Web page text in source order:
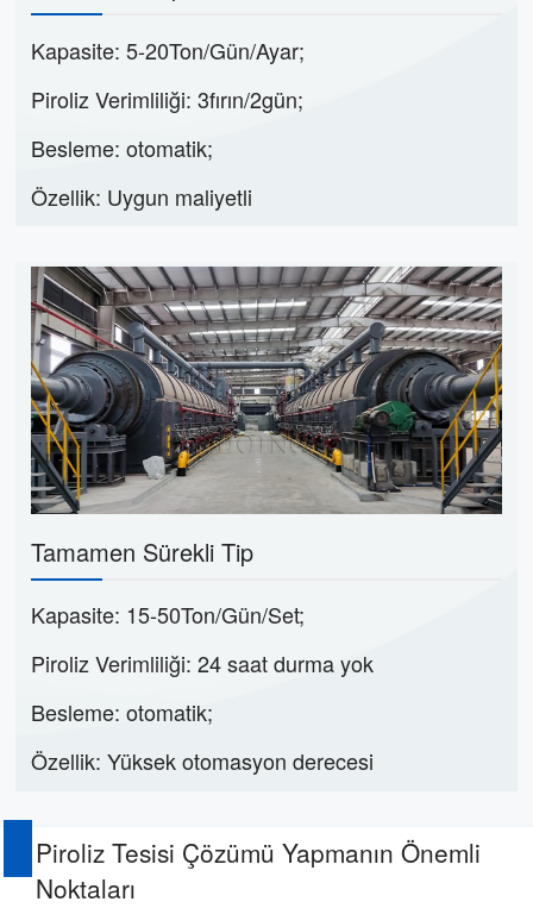
Kapasite: 5-20Ton/Gün/Ayar;
Piroliz Verimliliği: 3fırın/2gün;
Besleme: otomatik;
Özellik: Uygun maliyetli
Tamamen Sürekli Tip
Kapasite: 15-50Ton/Gün/Set;
Piroliz Verimliliği: 24 saat durma yok
Besleme: otomatik;
Özellik: Yüksek otomasyon derecesi
Piroliz Tesisi Çözümü Yapmanın Önemli
Noktaları